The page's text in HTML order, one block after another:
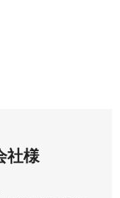
社様